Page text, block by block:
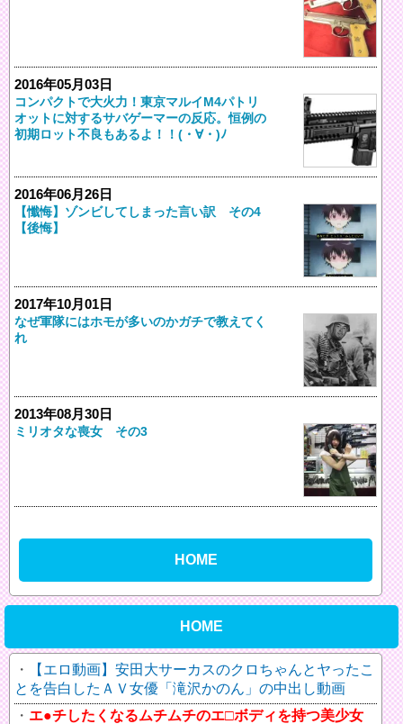
2016年05月03日
コンパクトで大火力！東京マルイM4パトリ
オットに対するサバゲーマーの反応。恒例の
初期ロット不良もあるよ！！(・∀・)ﾉ
2016年06月26日
【懺悔】ゾンビしてしまった言い訳 その4
【後悔】
2017年10月01日
なぜ軍隊にはホモが多いのかガチで教えてく
れ
2013年08月30日
ミリオタな喪女 その3
HOME
HOME
【エロ動画】安田大サーカスのクロちゃんとヤったこ
とを告白したＡＶ女優「滝沢かのん」の中出し動画
エ●チしたくなるムチムチのエ□ボディを持つ美少女